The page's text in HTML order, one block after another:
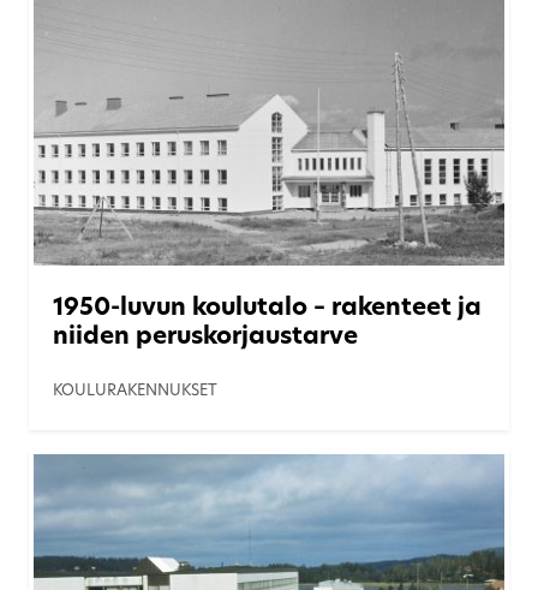
1950-luvun koulutalo – rakenteet ja
niiden peruskorjaustarve
KOULURAKENNUKSET